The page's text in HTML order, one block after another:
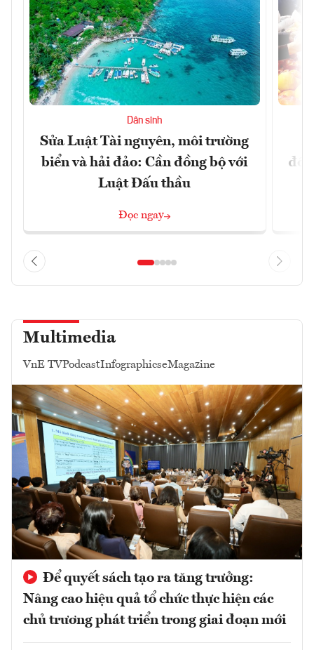
Dân sinh
Sửa Luật Tài nguyên, môi trường
biển và hải đảo: Cần đồng bộ với
Luật Đấu thầu
Đọc ngay
Multimedia
VnE TVPodcastInfographicseMagazine
Để quyết sách tạo ra tăng trưởng:
Nâng cao hiệu quả tổ chức thực hiện các
chủ trương phát triển trong giai đoạn mới